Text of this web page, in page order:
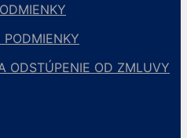
PODMIENKY
ODSTÚPENIE OD ZMLUVY